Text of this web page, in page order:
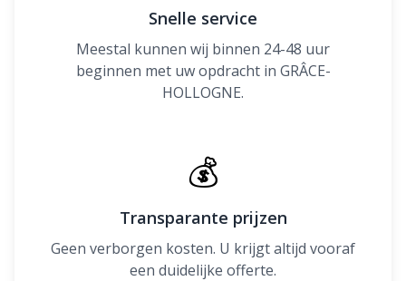
Snelle service
Meestal kunnen wij binnen 24-48 uur
beginnen met uw opdracht in GRÂCE-
HOLLOGNE.
💰
Transparante prijzen
Geen verborgen kosten. U krijgt altijd vooraf
een duidelijke offerte.